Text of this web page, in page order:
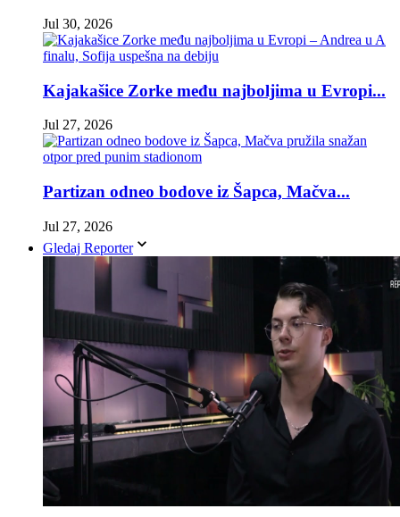
Jul 30, 2026
Kajakašice Zorke među najboljima u Evropi...
Jul 27, 2026
Partizan odneo bodove iz Šapca, Mačva...
Jul 27, 2026
Gledaj Reporter